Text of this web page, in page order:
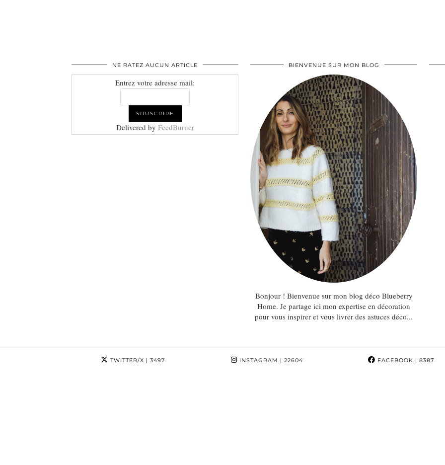
NE RATEZ AUCUN ARTICLE
Entrez votre adresse mail:
Delivered by FeedBurner
BIENVENUE SUR MON BLOG
Bonjour ! Bienvenue sur mon blog déco Blueberry
Home. Je partage ici mon expertise en décoration
pour vous inspirer et vous livrer des astuces déco...
TWITTER/X | 3497 INSTAGRAM | 22604 FACEBOOK | 8387